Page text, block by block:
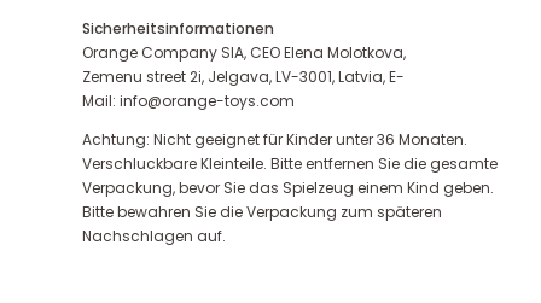
Sicherheitsinformationen
Orange Company SIA, CEO Elena Molotkova,
Zemenu street 2i, Jelgava, LV-3001, Latvia, E-
Mail: info@orange-toys.com
Achtung: Nicht geeignet für Kinder unter 36 Monaten.
Verschluckbare Kleinteile. Bitte entfernen Sie die gesamte
Verpackung, bevor Sie das Spielzeug einem Kind geben.
Bitte bewahren Sie die Verpackung zum späteren
Nachschlagen auf.